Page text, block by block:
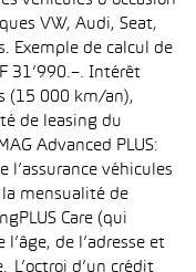
VW, Audi, Seat,
Exemple de calcul de
31’990.–. Intérêt
(15 000 km/an),
de leasing du
Advanced PLUS:
l’assurance véhicules
la mensualité de
Care (qui
de l’adresse et
L’octroi d’un crédit